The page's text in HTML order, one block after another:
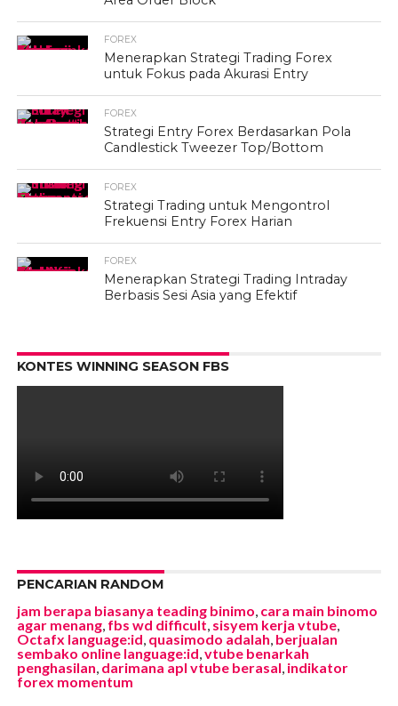
FOREX
Menerapkan Strategi Trading Forex
untuk Fokus pada Akurasi Entry
FOREX
Strategi Entry Forex Berdasarkan Pola
Candlestick Tweezer Top/Bottom
FOREX
Strategi Trading untuk Mengontrol
Frekuensi Entry Forex Harian
FOREX
Menerapkan Strategi Trading Intraday
Berbasis Sesi Asia yang Efektif
KONTES WINNING SEASON FBS
PENCARIAN RANDOM
jam berapa biasanya teading binimo, cara main binomo
agar menang, fbs wd difficult, sisyem kerja vtube,
Octafx language:id, quasimodo adalah, berjualan
sembako online language:id,vtube benarkah
penghasilan, darimana apl vtube berasal, indikator
forex momentum